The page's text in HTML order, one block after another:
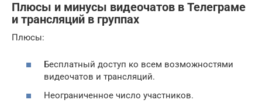
Плюсы и минусы видеочатов в Телеграме
и трансляций в группах
Плюсы:
Бесплатный доступ ко всем возможностями
видеочатов и трансляций.
Неограниченное число участников.